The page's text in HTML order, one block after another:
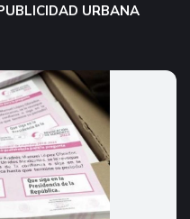
URBANA